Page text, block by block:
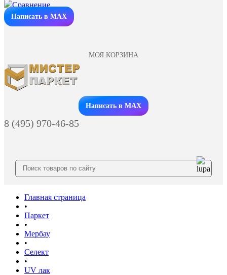
Написать в MAX
МОЯ КОРЗИНА
Заказать звонок
Написать в MAX
8 (495) 970-46-85
Главная страница
•
Паркет
•
Мербау
•
Селект
•
UV лак